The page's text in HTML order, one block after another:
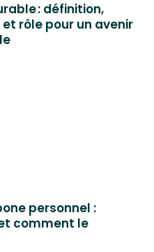
: définition,
rôle pour un avenir
personnel :
comment le